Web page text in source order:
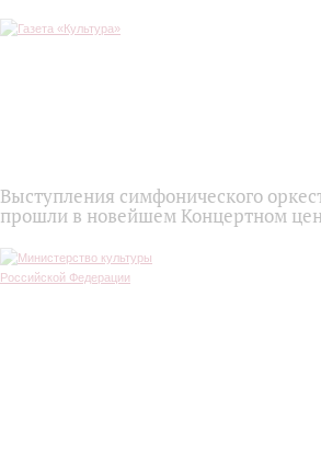
Выступления симфонического
прошли в новейшем Концертном